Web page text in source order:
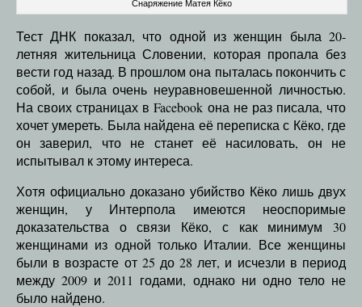
Снаряжение Матея Кёко
Тест ДНК показал, что одной из женщин была 20-
летняя жительница Словении, которая пропала без
вести год назад. В прошлом она пыталась покончить с
собой, и была очень неуравновешенной личностью.
На своих страницах в Facebook она не раз писала, что
хочет умереть. Была найдена её переписка с Кёко, где
он заверил, что не станет её насиловать, он не
испытывал к этому интереса.
Хотя официально доказано убийство Кёко лишь двух
женщин, у Интерпола имеются неоспоримые
доказательства о связи Кёко, с как минимум 30
женщинами из одной только Италии. Все женщины
были в возрасте от 25 до 28 лет, и исчезли в период
между 2009 и 2011 годами, однако ни одно тело не
было найдено.